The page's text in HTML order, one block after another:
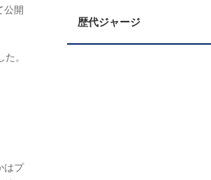
公開
。
はプ
歴代ジャージ